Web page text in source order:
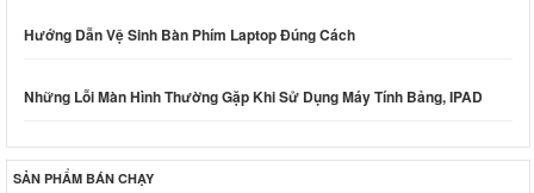
Hướng Dẫn Vệ Sinh Bàn Phím Laptop Đúng Cách
Những Lỗi Màn Hình Thường Gặp Khi Sử Dụng Máy Tính Bảng, IPAD
SẢN PHẨM BÁN CHẠY